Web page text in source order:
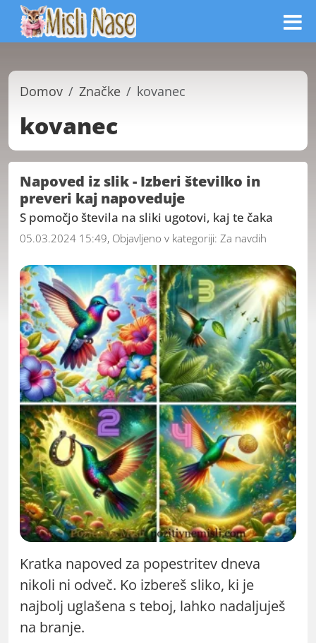
Domov Značke kovanec
kovanec
Napoved iz slik - Izberi številko in
preveri kaj napoveduje
S pomočjo števila na sliki ugotovi, kaj te čaka
05.03.2024 15:49, Objavljeno v kategoriji: Za navdih
Kratka napoved za popestritev dneva
nikoli ni odveč. Ko izbereš sliko, ki je
najbolj uglašena s teboj, lahko nadaljuješ
na branje.